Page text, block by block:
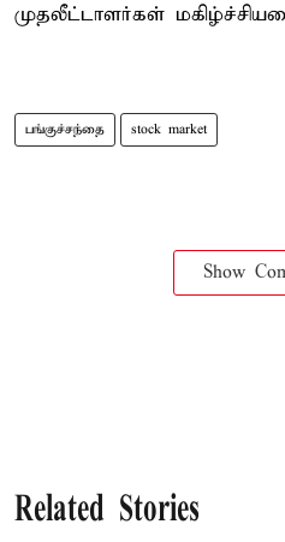
முதலீட்டாளர்கள்
பங்குச்சந்தை stock market
Show
Related Stories